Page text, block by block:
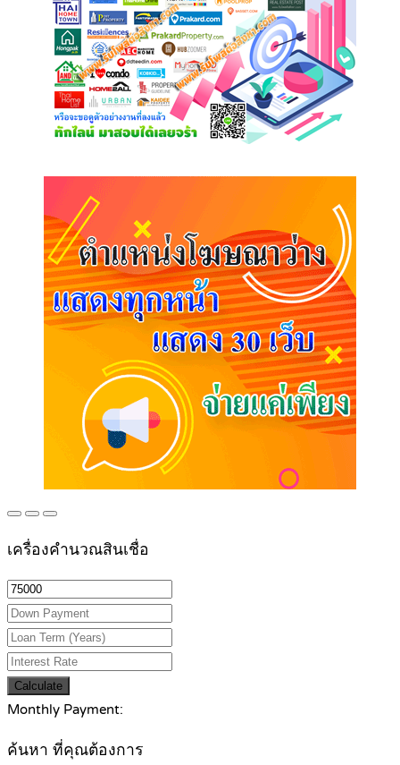
เครื่องคำนวณสินเชื่อ
Calculate
Monthly Payment:
ค้นหา ที่คุณต้องการ